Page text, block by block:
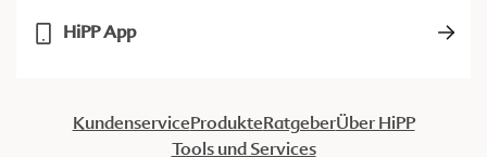
HiPP App
KundenserviceProdukteRatgeberÜber HiPP
Tools und Services